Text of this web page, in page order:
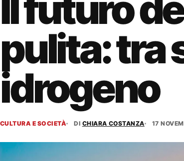
pulita: tra
idrogeno
CULTURA E SOCIETÀ DI CHIARA COSTANZA 17